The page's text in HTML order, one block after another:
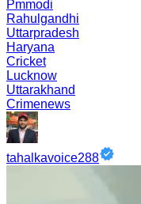
Pmmodi
Rahulgandhi
Uttarpradesh
Haryana
Cricket
Lucknow
Uttarakhand
Crimenews
tahalkavoice288